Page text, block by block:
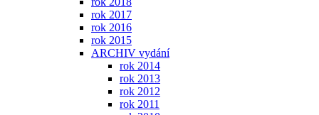
rok 2017
rok 2016
rok 2015
ARCHIV vydání
rok 2014
rok 2013
rok 2012
rok 2011